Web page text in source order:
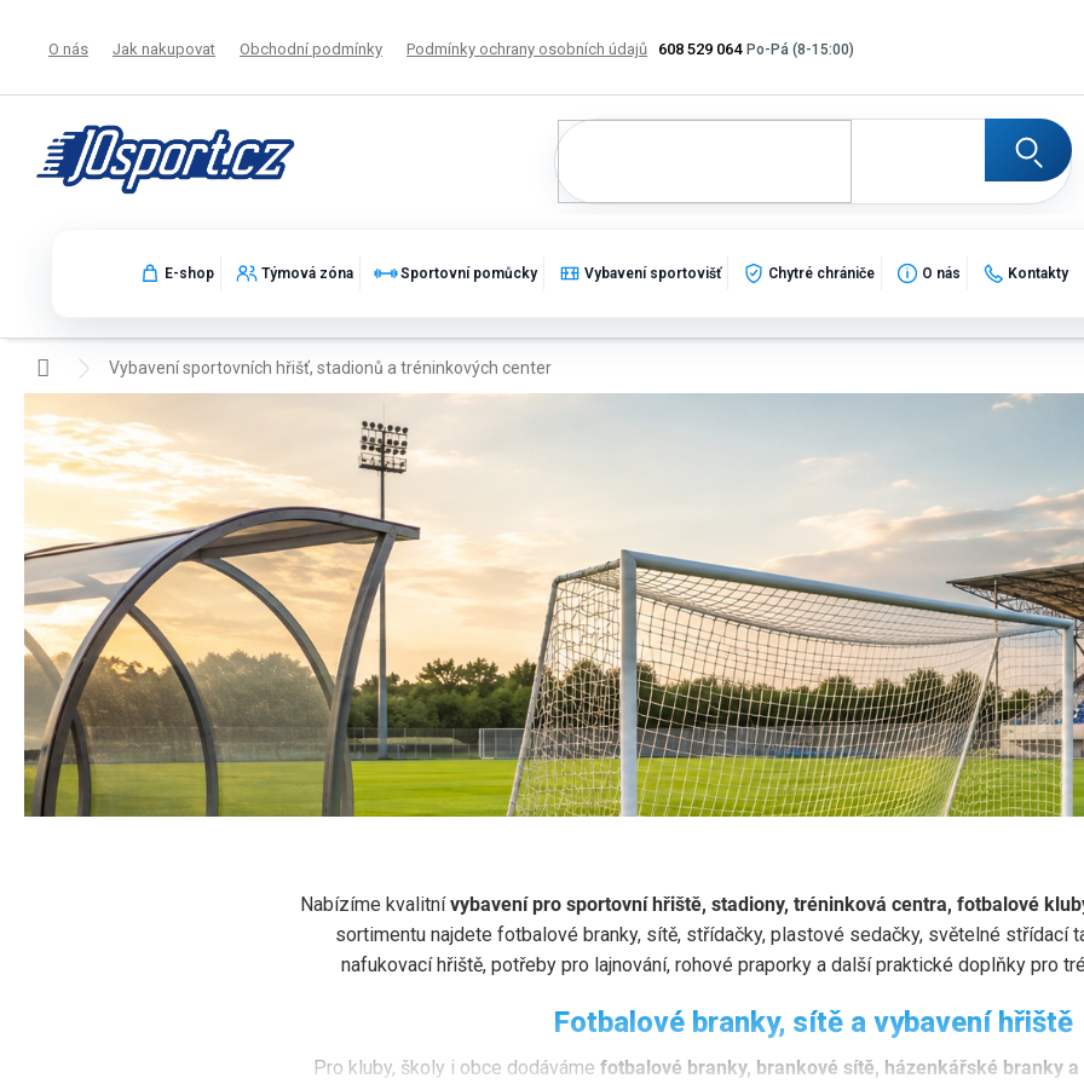
608 529 064
O nás Jak nakupovat Obchodní podmínky Podmínky ochrany osobních údajů Výměna, vrácení a reklamace zboží
E-shop Týmová zóna Sportovní pomůcky Vybavení sportovišť Chytré chrániče O nás Kontakty
Domů Vybavení sportovních hřišť, stadionů a tréninkových center
Vybavení sportovních hřišť, stadionů a tréninkových center
SPORTOVNÍ HŘIŠTĚ A STADIONY
vybavení sportovních hřišť, stadionů a tréninkových center pro kluby, školy, obce a sportovní
Vybavení sportovních hřišť, stadionů a tréninkových
Nabízíme kvalitnívybavení pro sportovní hřiště, stadiony, tréninková centra, fotbalové
sortimentu najdete fotbalové branky, sítě, střídačky, plastové sedačky, světelné střídací
nafukovací hřiště, potřeby pro lajnování, rohové praporky a další praktické doplňky pro
Fotbalové branky, sítě a vybavení hřiště
Pro kluby, školy i obce dodáváme fotbalové branky, brankové sítě, házenkářské branky